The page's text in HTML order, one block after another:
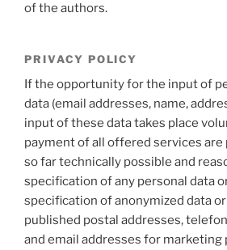
of the authors.
PRIVACY POLICY
If the opportunity for the input of
data (email addresses, name,
input of these data takes place
payment of all offered services are
so far technically possible and
specification of any personal data
specification of anonymized data
published postal addresses,
and email addresses for marketing